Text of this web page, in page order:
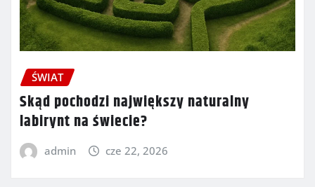
ŚWIAT
Skąd pochodzi największy naturalny
labirynt na świecie?
admin cze 22, 2026